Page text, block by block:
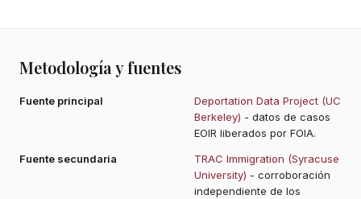
Metodología y fuentes
Fuente principal
Deportation Data Project (UC
Berkeley) - datos de casos
EOIR liberados por FOIA.
Fuente secundaria
TRAC Immigration (Syracuse
University) - corroboración
independiente de los